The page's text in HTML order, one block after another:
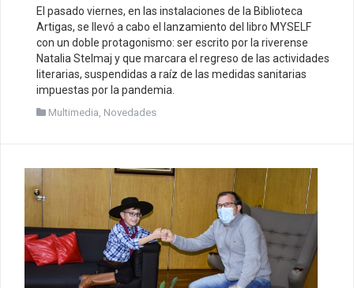
El pasado viernes, en las instalaciones de la Biblioteca
Artigas, se llevó a cabo el lanzamiento del libro MYSELF
con un doble protagonismo: ser escrito por la riverense
Natalia Stelmaj y que marcara el regreso de las actividades
literarias, suspendidas a raíz de las medidas sanitarias
impuestas por la pandemia.
Multimedia, Novedades